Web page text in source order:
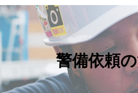
HOME
ライズアップについて
警備依頼の流れ
警備依頼